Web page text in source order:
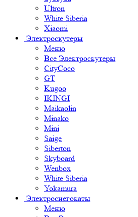
Ultron
White Siberia
Xiaomi
Электроскутеры
Меню
Все Электроскутеры
CityCoco
GT
Kugoo
IKINGI
Maikaolin
Minako
Mini
Saige
Siberton
Skyboard
Wenbox
White Siberia
Yokamura
Электроснегокаты
Меню